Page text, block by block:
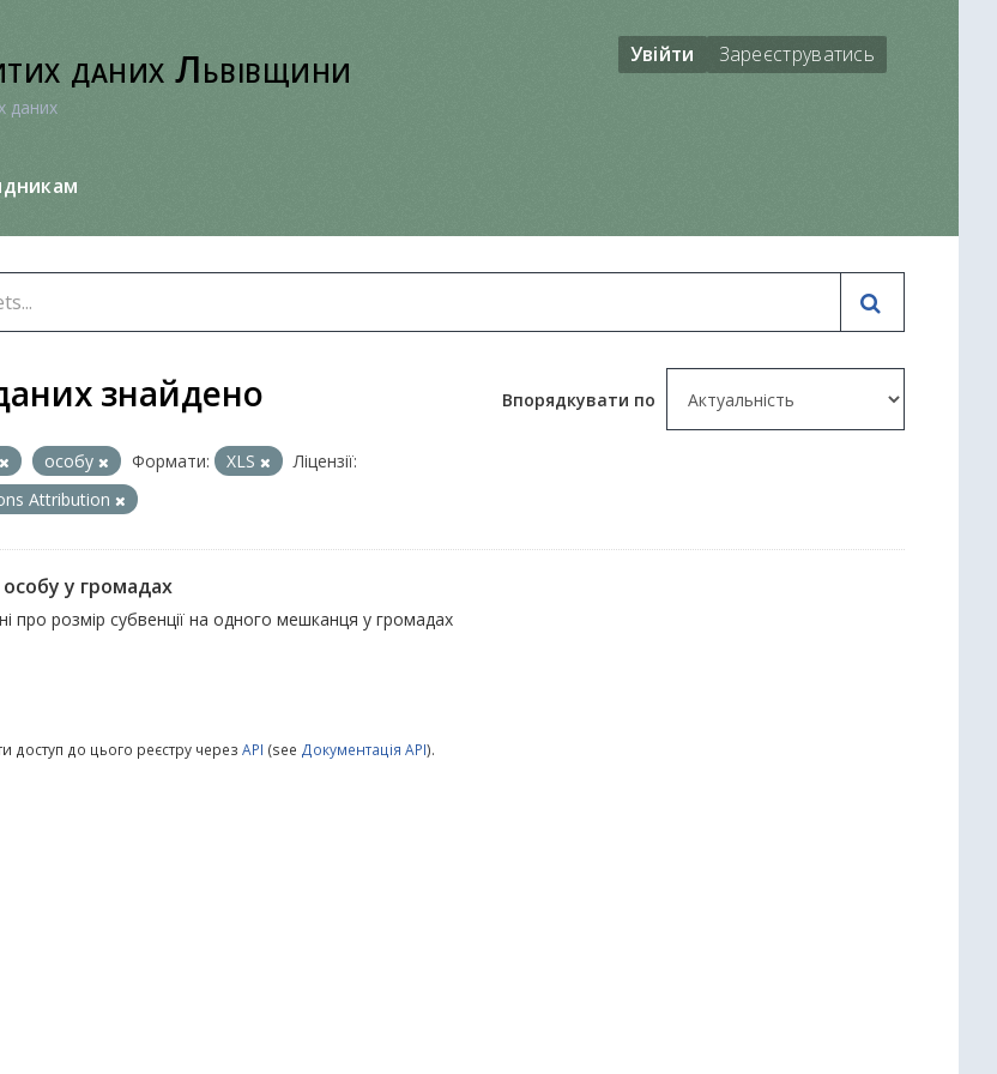
даних Львівщини
даних
Увійти Зареєструватись
Впорядкувати по
знайдено
особу Формати: XLS
Ліцензії:
Attribution
особу у громадах
про розмір субвенції на одного мешканця у громадах
доступ до цього реєстру через API (see Документація API).